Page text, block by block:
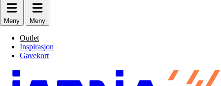
Meny Meny
Outlet
Inspirasjon
Gavekort